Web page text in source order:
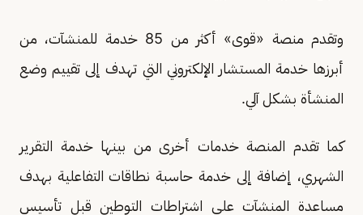
وتقدم منصة «قوى» أكثر من 85 خدمة للمنشآت، من
أبرزها خدمة المستشار الإلكتروني التي تهدف إلى تقييم وضع
المنشأة بشكل آلي.
كما تقدم المنصة خدمات أخرى من بينها خدمة التقرير
الشهري، إضافة إلى خدمة حاسبة نطاقات التفاعلية بهدف
مساعدة المنشآت على اشتراطات التوطين قبل تأسيس